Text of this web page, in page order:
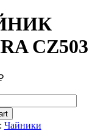
CZ503
Чайники